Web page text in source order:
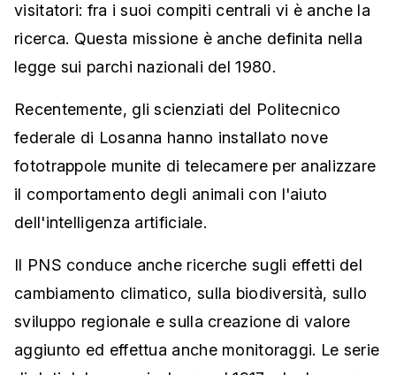
visitatori: fra i suoi compiti centrali vi è anche la
ricerca. Questa missione è anche definita nella
legge sui parchi nazionali del 1980.
Recentemente, gli scienziati del Politecnico
federale di Losanna hanno installato nove
fototrappole munite di telecamere per analizzare
il comportamento degli animali con l'aiuto
dell'intelligenza artificiale.
Il PNS conduce anche ricerche sugli effetti del
cambiamento climatico, sulla biodiversità, sullo
sviluppo regionale e sulla creazione di valore
aggiunto ed effettua anche monitoraggi. Le serie